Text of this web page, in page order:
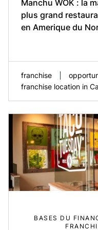
EN
Manchu WOK : la
plus grand
en Amerique du
franchise
franchise location in
Manchu WOK
fraiche et
pays, ce qui en
BASES DU